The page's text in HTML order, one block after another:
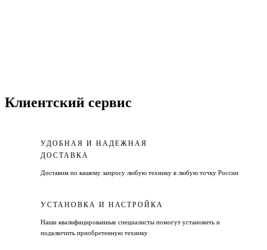
Клиентский сервис
УДОБНАЯ И НАДЕЖНАЯ
ДОСТАВКА
Доставим по вашему запросу любую технику в любую точку России
УСТАНОВКА И НАСТРОЙКА
Наши квалифицированные специалисты помогут установить и
подключить приобретенную технику